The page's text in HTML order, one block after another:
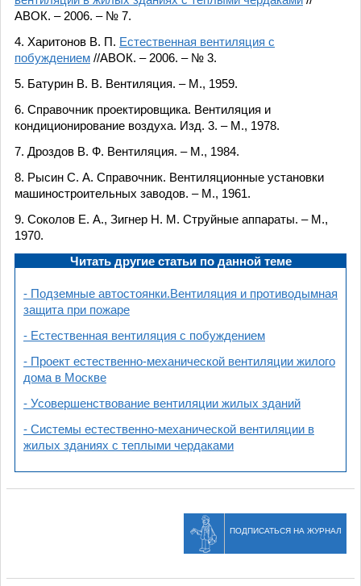
АВОК. – 2006. – № 7.
4. Харитонов В. П. Естественная вентиляция с
побуждением //АВОК. – 2006. – № 3.
5. Батурин В. В. Вентиляция. – М., 1959.
6. Справочник проектировщика. Вентиляция и
кондиционирование воздуха. Изд. 3. – М., 1978.
7. Дроздов В. Ф. Вентиляция. – М., 1984.
8. Рысин С. А. Справочник. Вентиляционные установки
машиностроительных заводов. – М., 1961.
9. Соколов Е. А., Зигнер Н. М. Струйные аппараты. – М.,
1970.
Читать другие статьи по данной теме
- Подземные автостоянки.Вентиляция и противодымная
защита при пожаре
- Естественная вентиляция с побуждением
- Проект естественно-механической вентиляции жилого
дома в Москве
- Усовершенствование вентиляции жилых зданий
- Системы естественно-механической вентиляции в
жилых зданиях с теплыми чердаками
ПОДПИСАТЬСЯ НА ЖУРНАЛ